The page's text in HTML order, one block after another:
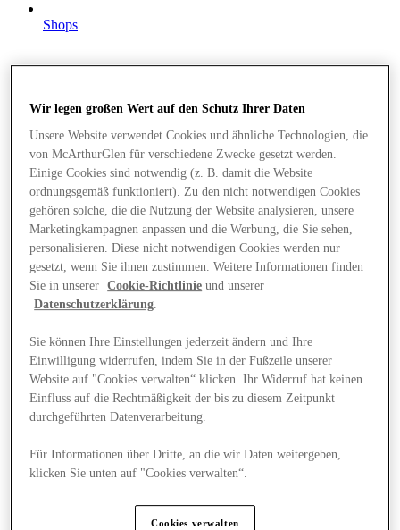
Shops
Angebote
Wir legen großen Wert auf den Schutz Ihrer Daten
Unsere Website verwendet Cookies und ähnliche Technologien, die
von McArthurGlen für verschiedene Zwecke gesetzt werden.
Einige Cookies sind notwendig (z. B. damit die Website
ordnungsgemäß funktioniert). Zu den nicht notwendigen Cookies
gehören solche, die die Nutzung der Website analysieren, unsere
Marketingkampagnen anpassen und die Werbung, die Sie sehen,
personalisieren. Diese nicht notwendigen Cookies werden nur
gesetzt, wenn Sie ihnen zustimmen. Weitere Informationen finden
Sie in unserer
Cookie-Richtlinie und unserer
Datenschutzerklärung.
Sie können Ihre Einstellungen jederzeit ändern und Ihre
Einwilligung widerrufen, indem Sie in der Fußzeile unserer
Website auf "Cookies verwalten“ klicken. Ihr Widerruf hat keinen
Einfluss auf die Rechtmäßigkeit der bis zu diesem Zeitpunkt
durchgeführten Datenverarbeitung.
Für Informationen über Dritte, an die wir Daten weitergeben,
klicken Sie unten auf "Cookies verwalten“.
Cookies verwalten